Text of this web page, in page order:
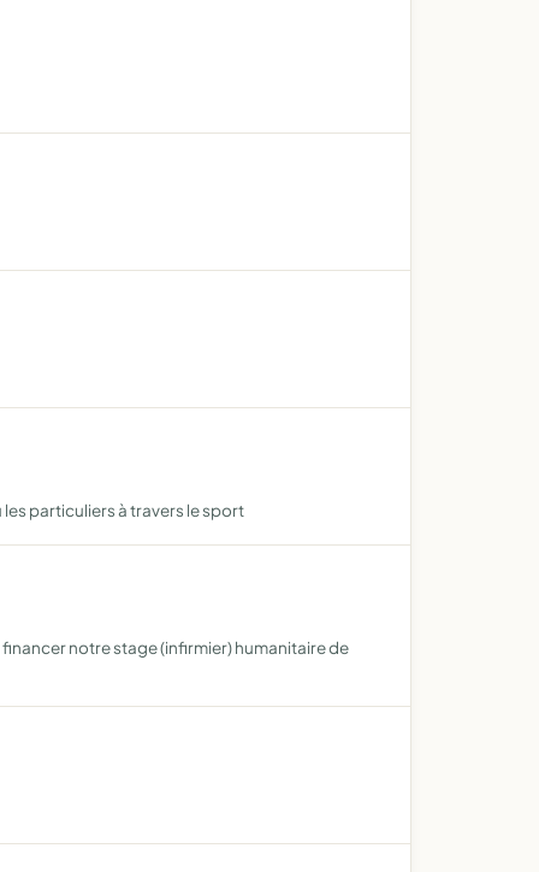
particuliers à travers le sport
notre stage (infirmier) humanitaire de